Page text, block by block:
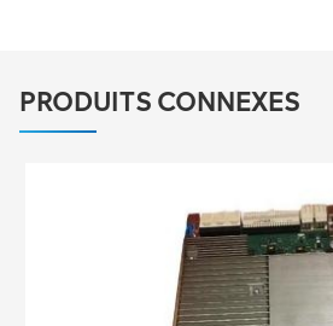
PRODUITS CONNEXES